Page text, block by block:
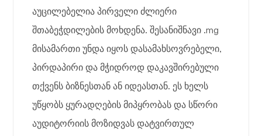
აუცილებელია პირველი ძლიერი
შთაბეჭდილების მოხდენა. შესანიშნავი .mg
მისამართი უნდა იყოს დასამახსოვრებელი,
პირდაპირი და მჭიდროდ დაკავშირებული
თქვენს ბიზნესთან ან იდეასთან. ეს ხელს
უწყობს ყურადღების მიპყრობას და სწორი
აუდიტორიის მოზიდვას დატვირთულ